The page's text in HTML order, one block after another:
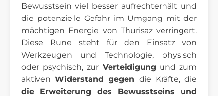
Bewusstsein viel besser aufrechterhält und
die potenzielle Gefahr im Umgang mit der
mächtigen Energie von Thurisaz verringert.
Diese Rune steht für den Einsatz von
Werkzeugen und Technologie, physisch
oder psychisch, zur Verteidigung und zum
aktivenWiderstand gegen die Kräfte, die
die Erweiterung des Bewusstseins und